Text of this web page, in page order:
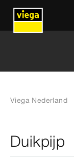
Viega Nederland
Duikpijp